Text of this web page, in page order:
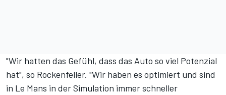
"Wir hatten das Gefühl, dass das Auto so viel Potenzial
hat", so Rockenfeller. "Wir haben es optimiert und sind
in Le Mans in der Simulation immer schneller